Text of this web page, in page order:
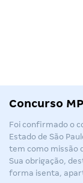
Concurso
Foi confirmado o
Estado de São
tem como missão
Sua obrigação,
forma isenta,